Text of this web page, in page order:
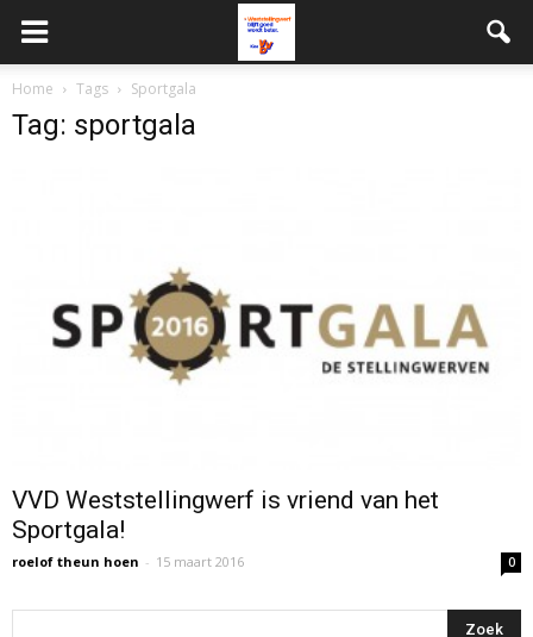
Home Tags Sportgala
Tag: sportgala
VVD Weststellingwerf is vriend van het
Sportgala!
roelof theun hoen - 15 maart 2016 0